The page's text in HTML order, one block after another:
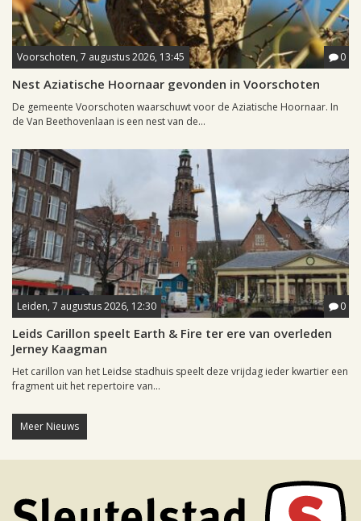
Voorschoten, 7 augustus 2026, 13:45 0
Nest Aziatische Hoornaar gevonden in Voorschoten
De gemeente Voorschoten waarschuwt voor de Aziatische Hoornaar. In
de Van Beethovenlaan is een nest van de...
Leiden, 7 augustus 2026, 12:30 0
Leids Carillon speelt Earth & Fire ter ere van overleden
Jerney Kaagman
Het carillon van het Leidse stadhuis speelt deze vrijdag ieder kwartier een
fragment uit het repertoire van...
Meer Nieuws